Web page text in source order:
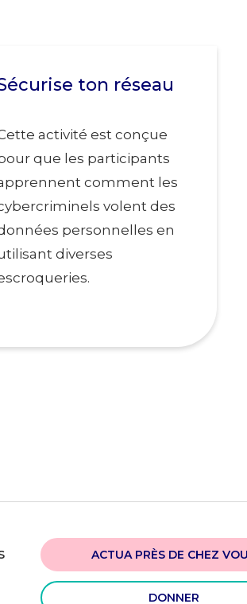
ton réseau
activité est conçue
que les participants
comment les
volent des
personnelles en
diverses
ACTUA PRÈS DE CHEZ
DONNER